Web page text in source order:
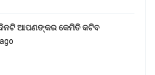
ଆପଣଙ୍କର କେମିତି କଟିବ